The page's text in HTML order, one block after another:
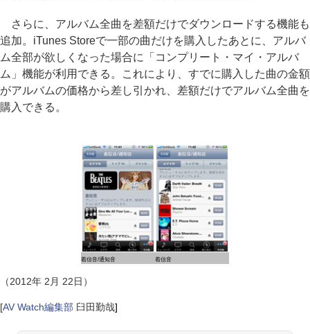
さらに、アルバム全曲を差額だけでダウンロードする機能も
追加。iTunes Storeで一部の曲だけを購入したあとに、アルバ
ム全部が欲しくなった場合に「コンプリート・マイ・アルバ
ム」機能が利用できる。これにより、すでに購入した曲の金額
がアルバムの価格から差し引かれ、差額だけでアルバム全曲を
購入できる。
着信音/通知音 着信音
（2012年 2月 22日）
[AV Watch編集部 臼田勤哉]